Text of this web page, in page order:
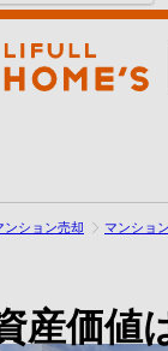
ンション売却 マンショ
産価値